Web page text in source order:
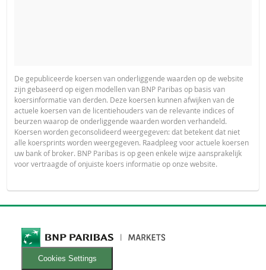
De gepubliceerde koersen van onderliggende waarden op de website
zijn gebaseerd op eigen modellen van BNP Paribas op basis van
koersinformatie van derden. Deze koersen kunnen afwijken van de
actuele koersen van de licentiehouders van de relevante indices of
beurzen waarop de onderliggende waarden worden verhandeld.
Koersen worden geconsolideerd weergegeven: dat betekent dat niet
alle koersprints worden weergegeven. Raadpleeg voor actuele koersen
uw bank of broker. BNP Paribas is op geen enkele wijze aansprakelijk
voor vertraagde of onjuiste koers informatie op onze website.
Cookies Settings